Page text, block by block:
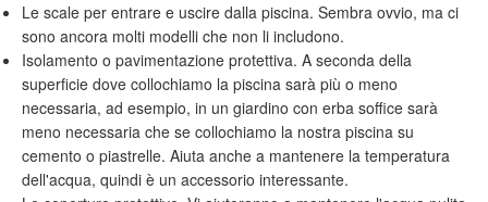
Le scale per entrare e uscire dalla piscina. Sembra ovvio, ma ci
sono ancora molti modelli che non li includono.
Isolamento o pavimentazione protettiva. A seconda della
superficie dove collochiamo la piscina sarà più o meno
necessaria, ad esempio, in un giardino con erba soffice sarà
meno necessaria che se collochiamo la nostra piscina su
cemento o piastrelle. Aiuta anche a mantenere la temperatura
dell'acqua, quindi è un accessorio interessante.